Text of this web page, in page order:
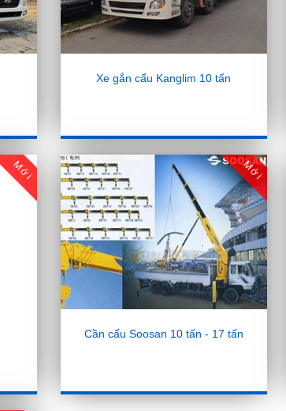
Xe gắn cẩu Kanglim 10 tấn
Mới Mới
Cần cẩu Soosan 10 tấn - 17 tấn